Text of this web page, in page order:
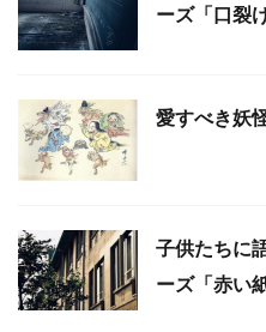
ーズ「口裂
愛すべき妖
子供たちに
ーズ「赤い